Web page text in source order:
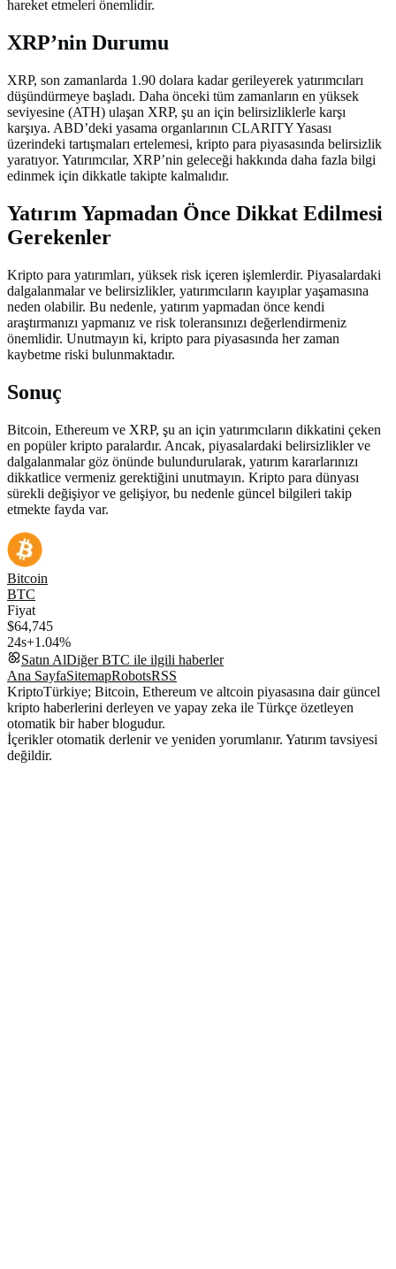
hareket etmeleri önemlidir.
XRP’nin Durumu
XRP, son zamanlarda 1.90 dolara kadar gerileyerek yatırımcıları
düşündürmeye başladı. Daha önceki tüm zamanların en yüksek
seviyesine (ATH) ulaşan XRP, şu an için belirsizliklerle karşı
karşıya. ABD’deki yasama organlarının CLARITY Yasası
üzerindeki tartışmaları ertelemesi, kripto para piyasasında belirsizlik
yaratıyor. Yatırımcılar, XRP’nin geleceği hakkında daha fazla bilgi
edinmek için dikkatle takipte kalmalıdır.
Yatırım Yapmadan Önce Dikkat Edilmesi
Gerekenler
Kripto para yatırımları, yüksek risk içeren işlemlerdir. Piyasalardaki
dalgalanmalar ve belirsizlikler, yatırımcıların kayıplar yaşamasına
neden olabilir. Bu nedenle, yatırım yapmadan önce kendi
araştırmanızı yapmanız ve risk toleransınızı değerlendirmeniz
önemlidir. Unutmayın ki, kripto para piyasasında her zaman
kaybetme riski bulunmaktadır.
Sonuç
Bitcoin, Ethereum ve XRP, şu an için yatırımcıların dikkatini çeken
en popüler kripto paralardır. Ancak, piyasalardaki belirsizlikler ve
dalgalanmalar göz önünde bulundurularak, yatırım kararlarınızı
dikkatlice vermeniz gerektiğini unutmayın. Kripto para dünyası
sürekli değişiyor ve gelişiyor, bu nedenle güncel bilgileri takip
etmekte fayda var.
Bitcoin
BTC
Fiyat
$64,745
24s+1.04%
Satın AlDiğerBTC ile ilgili haberler
Ana SayfaSitemapRobotsRSS
KriptoTürkiye; Bitcoin, Ethereum ve altcoin piyasasına dair güncel
kripto haberlerini derleyen ve yapay zeka ile Türkçe özetleyen
otomatik bir haber blogudur.
İçerikler otomatik derlenir ve yeniden yorumlanır. Yatırım tavsiyesi
değildir.